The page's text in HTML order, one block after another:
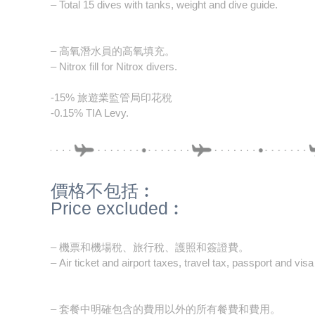
– Total 15 dives with tanks, weight and dive guide.
– 高氧潛水員的高氧填充。
– Nitrox fill for Nitrox divers.
-15% 旅遊業監管局印花稅
-0.15% TIA Levy.
價格不包括︰
Price excluded︰
– 機票和機場稅、旅行稅、護照和簽證費。
– Air ticket and airport taxes, travel tax, passport and
– 套餐中明確包含的費用以外的所有餐費和費用。